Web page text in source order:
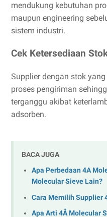
mendukung kebutuhan
maupun engineering
sistem industri.
Cek Ketersediaan
Supplier dengan stok
proses pengiriman
terganggu akibat
adsorben.
BACA JUGA
Apa Perbedaan 4A
Molecular Sieve Lain?
Cara Memilih Supplier
Apa Arti 4Å Molecular